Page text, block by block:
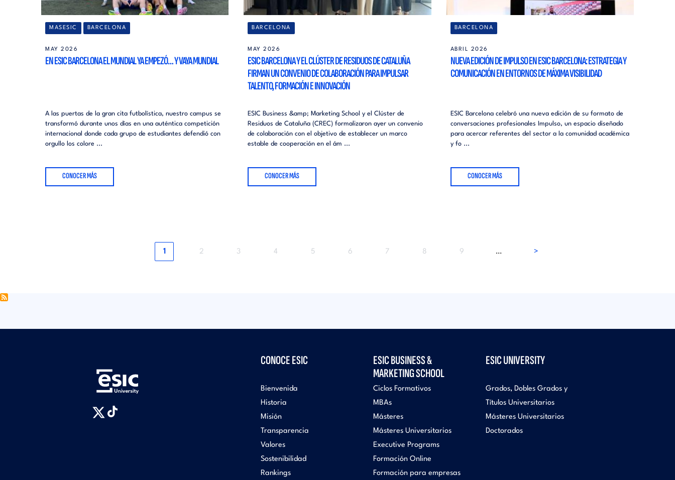
MASESIC BARCELONA
MAY 2026
EN ESIC BARCELONA EL MUNDIAL YA EMPEZÓ… Y VAYA MUNDIAL
A las puertas de la gran cita futbolística, nuestro campus se
transformó durante unos días en una auténtica competición
internacional donde cada grupo de estudiantes defendió con
orgullo los colore ...
CONOCER MÁS
BARCELONA
MAY 2026
ESIC BARCELONA Y EL CLÚSTER DE RESIDUOS DE CATALUÑA
FIRMAN UN CONVENIO DE COLABORACIÓN PARA IMPULSAR
TALENTO, FORMACIÓN E INNOVACIÓN
ESIC Business &amp; Marketing School y el Clúster de
Residuos de Cataluña (CREC) formalizaron ayer un convenio
de colaboración con el objetivo de establecer un marco
estable de cooperación en el ám ...
CONOCER MÁS
BARCELONA
ABRIL 2026
NUEVA EDICIÓN DE IMPULSO EN ESIC BARCELONA: ESTRATEGIA Y
COMUNICACIÓN EN ENTORNOS DE MÁXIMA VISIBILIDAD
ESIC Barcelona celebró una nueva edición de su formato de
conversaciones profesionales Impulso, un espacio diseñado
para acercar referentes del sector a la comunidad académica
y fo ...
CONOCER MÁS
Página
1
Página
2
Página
3
Página
4
Página
5
Página
6
Página
7
Página
8
Página
9 … >
CONOCE ESIC
Bienvenida
Historia
Misión
Transparencia
Valores
Sostenibilidad
Rankings
ESIC BUSINESS &
MARKETING SCHOOL
Ciclos Formativos
MBAs
Másteres
Másteres Universitarios
Executive Programs
Formación Online
Formación para empresas
ESIC UNIVERSITY
Grados, Dobles Grados y
Títulos Universitarios
Másteres Universitarios
Doctorados